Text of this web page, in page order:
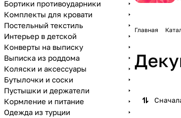
Главная
Бортики противоударники
Комплекты для кровати
Постельный текстиль
Интерьер в детской
Конверты на выписку
Выписка из роддома
Коляски и аксессуары
Бутылочки и соски
Пустышки и держатели
Кормление и питание
Одежда из турции